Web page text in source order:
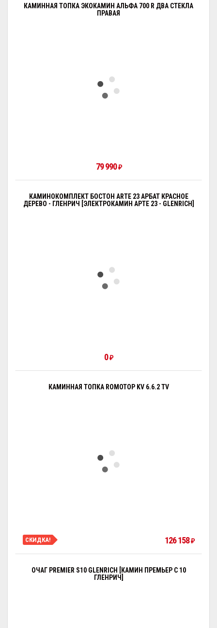
КАМИННАЯ ТОПКА ЭКОКАМИН АЛЬФА 700 R ДВА СТЕКЛА
ПРАВАЯ
79 990₽
КАМИНОКОМПЛЕКТ БОСТОН ARTE 23 АРБАТ КРАСНОЕ
ДЕРЕВО - ГЛЕНРИЧ [ЭЛЕКТРОКАМИН АРТЕ 23 - GLENRICH]
0₽
КАМИННАЯ ТОПКА ROMOTOP KV 6.6.2 TV
СКИДКА! 126 158₽
ОЧАГ PREMIER S10 GLENRICH [КАМИН ПРЕМЬЕР С 10
ГЛЕНРИЧ]